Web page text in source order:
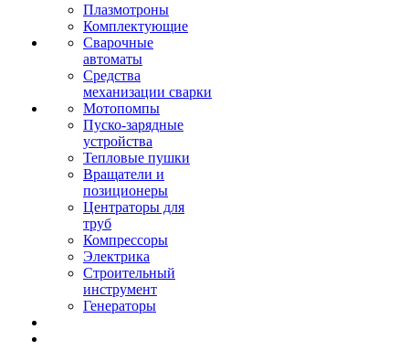
Плазмотроны
Комплектующие
Сварочные
автоматы
Средства
механизации сварки
Мотопомпы
Пуско-зарядные
устройства
Тепловые пушки
Вращатели и
позиционеры
Центраторы для
труб
Компрессоры
Электрика
Строительный
инструмент
Генераторы